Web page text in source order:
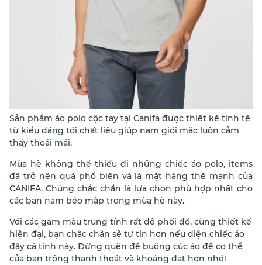
Sản phẩm áo polo cộc tay tại Canifa được thiết kế tinh tế
từ kiểu dáng tới chất liệu giúp nam giới mặc luôn cảm
thấy thoải mái.
Mùa hè không thể thiếu đi những chiếc áo polo, items
đã trở nên quá phổ biến và là mặt hàng thế mạnh của
CANIFA. Chúng chắc chắn là lựa chọn phù hợp nhất cho
các bạn nam béo mập trong mùa hè này.
Với các gam màu trung tính rất dễ phối đồ, cùng thiết kế
hiện đại, bạn chắc chắn sẽ tự tin hơn nếu diện chiếc áo
đầy cá tính này. Đừng quên để buông cúc áo để cơ thể
của bạn trông thanh thoát và khoáng đạt hơn nhé!